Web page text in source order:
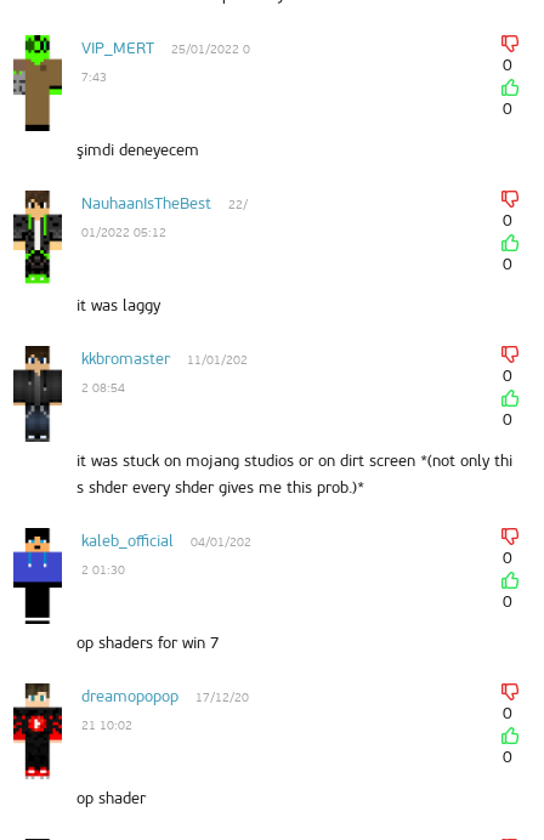
VIP_MERT
25/01/2022 0
7:43
0
0
şimdi deneyecem
NauhaanIsTheBest
22/
01/2022 05:12
0
0
it was laggy
kkbromaster
11/01/202
2 08:54
0
0
it was stuck on mojang studios or on dirt screen *(not only thi
s shder every shder gives me this prob.)*
kaleb_official
04/01/202
2 01:30
0
0
op shaders for win 7
dreamopopop
17/12/20
21 10:02
0
0
op shader